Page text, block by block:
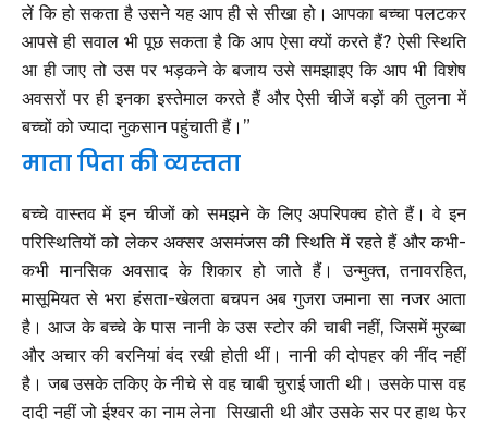
लें कि हो सकता है उसने यह आप ही से सीखा हो। आपका बच्चा पलटकर
आपसे ही सवाल भी पूछ सकता है कि आप ऐसा क्यों करते हैं? ऐसी स्थिति
आ ही जाए तो उस पर भड़कने के बजाय उसे समझाइए कि आप भी विशेष
अवसरों पर ही इनका इस्तेमाल करते हैं और ऐसी चीजें बड़ों की तुलना में
बच्चों को ज्यादा नुकसान पहुंचाती हैं।”
माता पिता की व्यस्तता
बच्चे वास्तव में इन चीजों को समझने के लिए अपरिपक्व होते हैं। वे इन
परिस्थितियों को लेकर अक्सर असमंजस की स्थिति में रहते हैं और कभी-
कभी मानसिक अवसाद के शिकार हो जाते हैं। उन्मुक्त, तनावरहित,
मासूमियत से भरा हंसता-खेलता बचपन अब गुजरा जमाना सा नजर आता
है। आज के बच्चे के पास नानी के उस स्टोर की चाबी नहीं, जिसमें मुरब्बा
और अचार की बरनियां बंद रखी होती थीं। नानी की दोपहर की नींद नहीं
है। जब उसके तकिए के नीचे से वह चाबी चुराई जाती थी। उसके पास वह
दादी नहीं जो ईश्वर का नाम लेना सिखाती थी और उसके सर पर हाथ फेर